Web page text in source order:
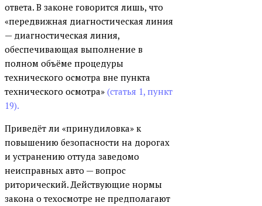
ответа. В законе говорится лишь, что
«передвижная диагностическая линия
— диагностическая линия,
обеспечивающая выполнение в
полном объёме процедуры
технического осмотра вне пункта
технического осмотра» (статья 1, пункт
19).
Приведёт ли «принудиловка» к
повышению безопасности на дорогах
и устранению оттуда заведомо
неисправных авто — вопрос
риторический. Действующие нормы
закона о техосмотре не предполагают